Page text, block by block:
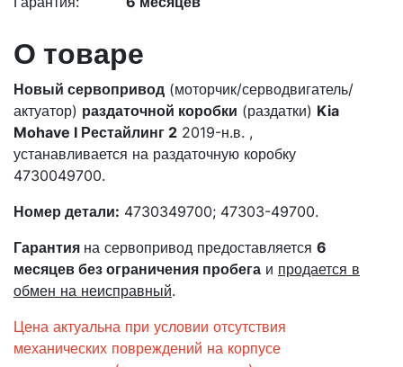
О товаре
Новый сервопривод (моторчик/серводвигатель/
актуатор) раздаточной коробки (раздатки) Kia
Mohave I Рестайлинг 2 2019-н.в. ,
устанавливается на раздаточную коробку
4730049700.
Номер детали: 4730349700; 47303-49700.
Гарантия на сервопривод предоставляется 6
месяцев без ограничения пробега и продается в
обмен на неисправный.
Цена актуальна при условии отсутствия
механических повреждений на корпусе